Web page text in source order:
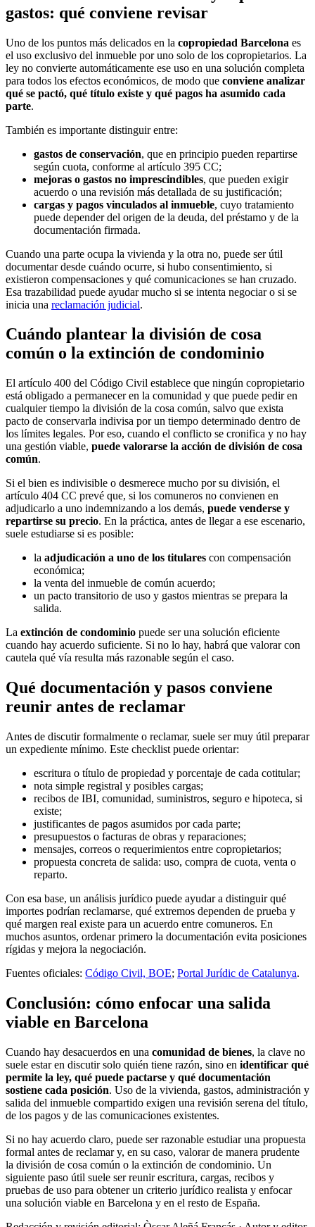
gastos: qué conviene revisar
Uno de los puntos más delicados en la copropiedad Barcelona es
el uso exclusivo del inmueble por uno solo de los copropietarios. La
ley no convierte automáticamente ese uso en una solución completa
para todos los efectos económicos, de modo que conviene analizar
qué se pactó, qué título existe y qué pagos ha asumido cada
parte.
También es importante distinguir entre:
gastos de conservación, que en principio pueden repartirse
según cuota, conforme al artículo 395 CC;
mejoras o gastos no imprescindibles, que pueden exigir
acuerdo o una revisión más detallada de su justificación;
cargas y pagos vinculados al inmueble, cuyo tratamiento
puede depender del origen de la deuda, del préstamo y de la
documentación firmada.
Cuando una parte ocupa la vivienda y la otra no, puede ser útil
documentar desde cuándo ocurre, si hubo consentimiento, si
existieron compensaciones y qué comunicaciones se han cruzado.
Esa trazabilidad puede ayudar mucho si se intenta negociar o si se
inicia una reclamación judicial.
Cuándo plantear la división de cosa
común o la extinción de condominio
El artículo 400 del Código Civil establece que ningún copropietario
está obligado a permanecer en la comunidad y que puede pedir en
cualquier tiempo la división de la cosa común, salvo que exista
pacto de conservarla indivisa por un tiempo determinado dentro de
los límites legales. Por eso, cuando el conflicto se cronifica y no hay
una gestión viable, puede valorarse la acción de división de cosa
común.
Si el bien es indivisible o desmerece mucho por su división, el
artículo 404 CC prevé que, si los comuneros no convienen en
adjudicarlo a uno indemnizando a los demás, puede venderse y
repartirse su precio. En la práctica, antes de llegar a ese escenario,
suele estudiarse si es posible:
la adjudicación a uno de los titulares con compensación
económica;
la venta del inmueble de común acuerdo;
un pacto transitorio de uso y gastos mientras se prepara la
salida.
La extinción de condominio puede ser una solución eficiente
cuando hay acuerdo suficiente. Si no lo hay, habrá que valorar con
cautela qué vía resulta más razonable según el caso.
Qué documentación y pasos conviene
reunir antes de reclamar
Antes de discutir formalmente o reclamar, suele ser muy útil preparar
un expediente mínimo. Este checklist puede orientar:
escritura o título de propiedad y porcentaje de cada cotitular;
nota simple registral y posibles cargas;
recibos de IBI, comunidad, suministros, seguro e hipoteca, si
existe;
justificantes de pagos asumidos por cada parte;
presupuestos o facturas de obras y reparaciones;
mensajes, correos o requerimientos entre copropietarios;
propuesta concreta de salida: uso, compra de cuota, venta o
reparto.
Con esa base, un análisis jurídico puede ayudar a distinguir qué
importes podrían reclamarse, qué extremos dependen de prueba y
qué margen real existe para un acuerdo entre comuneros. En
muchos asuntos, ordenar primero la documentación evita posiciones
rígidas y mejora la negociación.
Fuentes oficiales: Código Civil, BOE; Portal Jurídic de Catalunya.
Conclusión: cómo enfocar una salida
viable en Barcelona
Cuando hay desacuerdos en una comunidad de bienes, la clave no
suele estar en discutir solo quién tiene razón, sino en identificar qué
permite la ley, qué puede pactarse y qué documentación
sostiene cada posición. Uso de la vivienda, gastos, administración y
salida del inmueble compartido exigen una revisión serena del título,
de los pagos y de las comunicaciones existentes.
Si no hay acuerdo claro, puede ser razonable estudiar una propuesta
formal antes de reclamar y, en su caso, valorar de manera prudente
la división de cosa común o la extinción de condominio. Un
siguiente paso útil suele ser reunir escritura, cargas, recibos y
pruebas de uso para obtener un criterio jurídico realista y enfocar
una solución viable en Barcelona y en el resto de España.